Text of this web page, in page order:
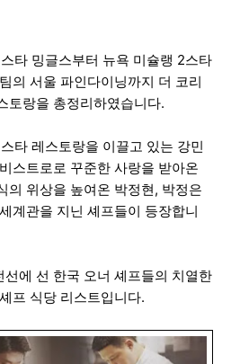
타 밍글스부터 뉴욕 미슐랭 2스타
의 서울 파인다이닝까지 더 코리
토랑을 총정리하였습니다.
타 레스토랑을 이끌고 있는 강민
스트로로 꾸준한 사랑을 받아온
의 위상을 높여온 박정현, 박정은
계관을 지닌 셰프들이 등장합니
에 선 한국 오너 셰프들의 치열한
프 식당 리스트입니다.